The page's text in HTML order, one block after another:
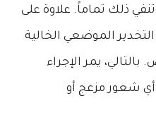
ذلك تماماً. علاوة على
الموضعي الخالية
يمر الإجراء
شعور مزعج أو